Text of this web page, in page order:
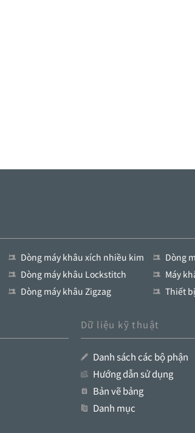
Dòng máy khâu xích nhiều kim
Dòng máy khâu Lockstitch
Dòng máy khâu Zigzag
Dòng
Máy
Thiết
Dữ liệu kỹ thuật
Danh sách các bộ phận
Hướng dẫn sử dụng
Bản vẽ bảng
Danh mục